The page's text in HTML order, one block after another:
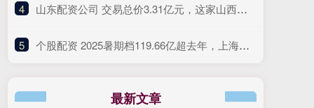
4 ​山东配资公司 交易总价3.31亿元，这家山西民企参与控股一“百亿级”上海A股
5 ​个股配资 2025暑期档119.66亿超去年，上海是全国城市票房冠军
最新文章